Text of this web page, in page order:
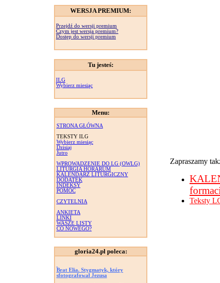
WERSJA PREMIUM:
Przejdź do wersji premium
Czym jest wersja premium?
Dostęp do wersji premium
Tu jesteś:
ILG
Wybierz miesiąc
Menu:
STRONA GŁÓWNA
TEKSTY ILG
Wybierz miesiąc
Dzisiaj
Jutro
WPROWADZENIE DO LG (OWLG)
LITURGIA HORARUM
KALENDARZ LITURGICZNY
DODATEK
INDEKSY
POMOC
CZYTELNIA
ANKIETA
LINKI
WASZE LISTY
CO NOWEGO?
gloria24.pl poleca:
Brat Elia. Stygmatyk, który
sfotografował Jezusa
Zapraszamy
Teksty